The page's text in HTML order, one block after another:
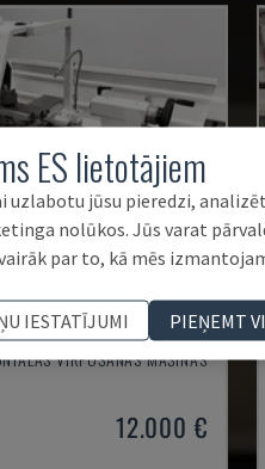
VIRPOŠANAS MAŠĪNAS
12.000 €
ES lietotājiem
uzlabotu jūsu pieredzi,
nolūkos. Jūs varat
par to, kā mēs
IESTATĪJUMI
PIEŅEMT